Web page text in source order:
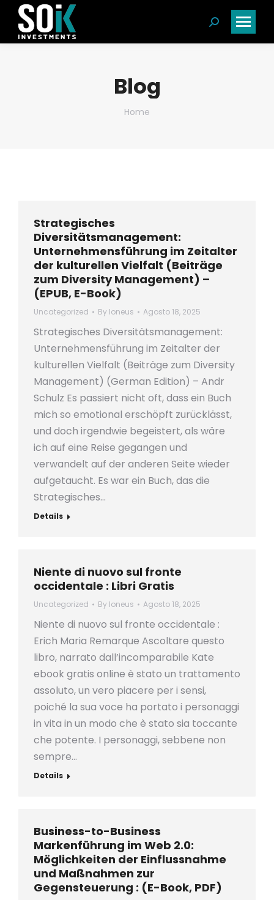
Search:
Blog
You are here:
Home
Strategisches
Diversitätsmanagement:
Unternehmensführung im Zeitalter
der kulturellen Vielfalt (Beiträge
zum Diversity Management) –
(EPUB, E-Book)
Uncategorized By loneus Agosto 18, 2025
Strategisches Diversitätsmanagement:
Unternehmensführung im Zeitalter der
kulturellen Vielfalt (Beiträge zum Diversity
Management) (German Edition) – Andr
Schulz Es passiert nicht oft, dass ein Buch
mich so emotional erschöpft zurücklässt,
und doch irgendwie begeistert, als wäre
ich auf eine Reise gegangen und
verwandelt auf der anderen Seite wieder
aufgetaucht. Es war ein Buch, das die
Strategisches…
Details
Niente di nuovo sul fronte
occidentale : Libri Gratis
Uncategorized By loneus Agosto 18, 2025
Niente di nuovo sul fronte occidentale :
Erich Maria Remarque Ascoltare questo
libro, narrato dall’incomparabile Kate
ebook gratis online è stato un trattamento
assoluto, un vero piacere per i sensi,
poiché la sua voce ha portato i personaggi
in vita in un modo che è stato sia toccante
che potente. I personaggi, sebbene non
sempre…
Details
Business-to-Business
Markenführung im Web 2.0:
Möglichkeiten der Einflussnahme
und Maßnahmen zur
Gegensteuerung : (E-Book, PDF)